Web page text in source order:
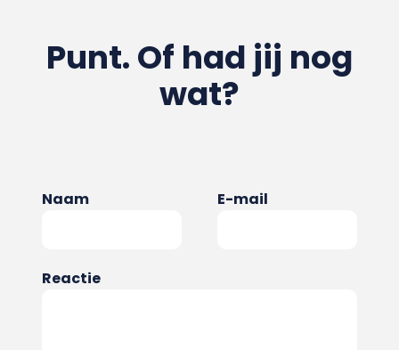
Punt. Of had jij nog
wat?
Naam E-mail
Reactie